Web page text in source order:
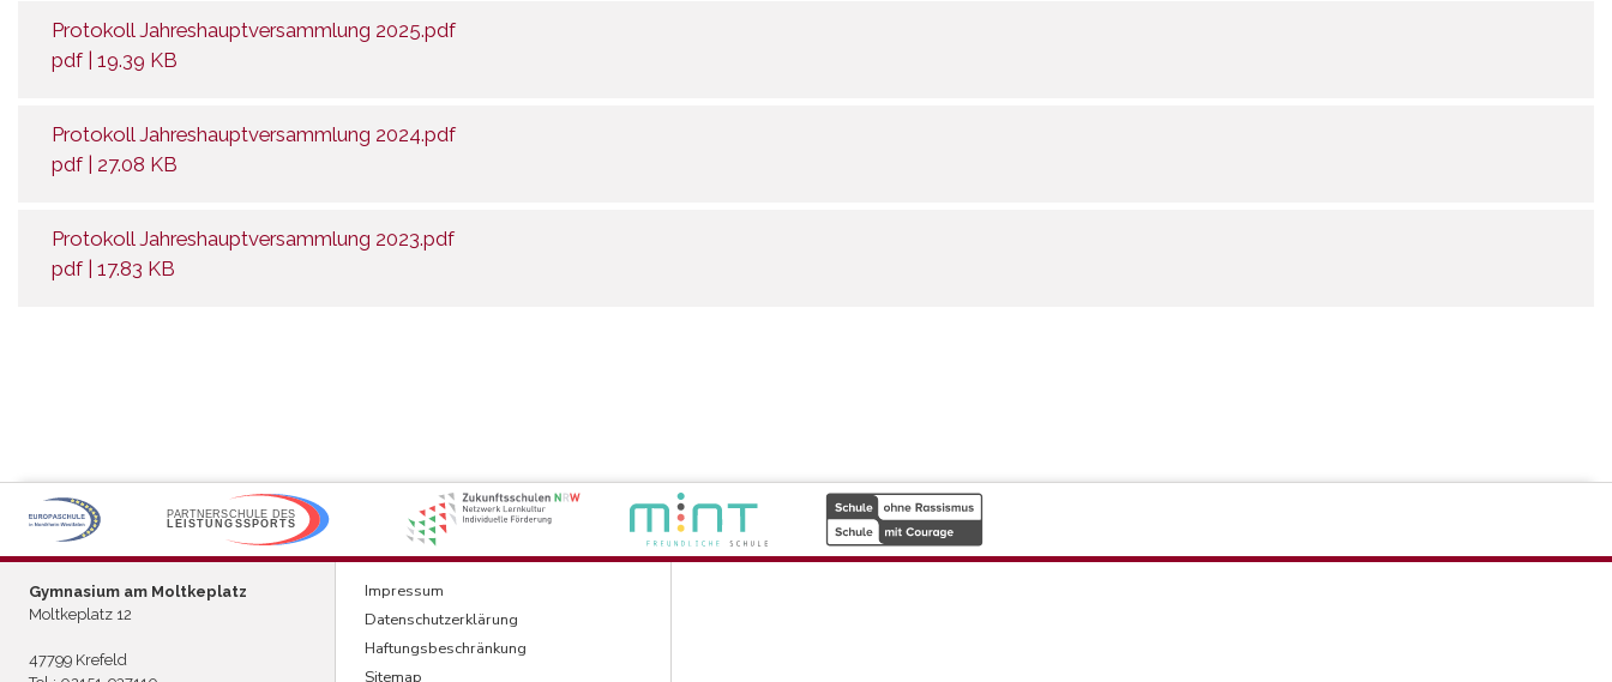
Protokoll Jahreshauptversammlung 2025.pdf
pdf | 19.39 KB
Protokoll Jahreshauptversammlung 2024.pdf
pdf | 27.08 KB
Protokoll Jahreshauptversammlung 2023.pdf
pdf | 17.83 KB
P
ARTNERSCHULE DES
L
EISTUNGSSPORTS
Gymnasium am Moltkeplatz
Moltkeplatz 12
47799 Krefeld
Menu
Fußzeile
Impressum
Datenschutzerklärung
Haftungsbeschränkung
Sitemap